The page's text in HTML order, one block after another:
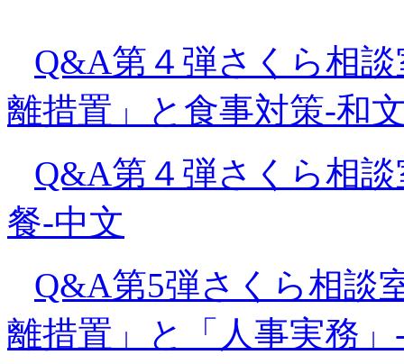
Q&A第４弾さくら相
離措置」と食事対策-和
Q&A第４弾さくら相
餐-中文
Q&A第5弾さくら相談
離措置」と「人事実務」